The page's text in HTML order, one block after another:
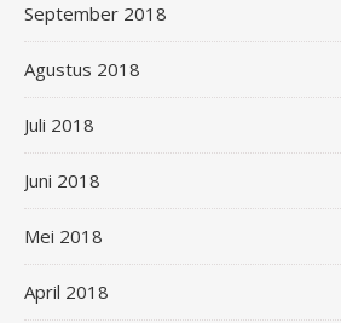
September 2018
Agustus 2018
Juli 2018
Juni 2018
Mei 2018
April 2018